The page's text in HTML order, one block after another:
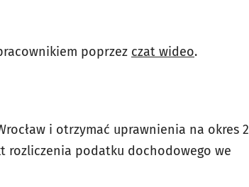
poprzez czat wideo.
i otrzymać uprawnienia na okres 2
rozliczenia podatku dochodowego we